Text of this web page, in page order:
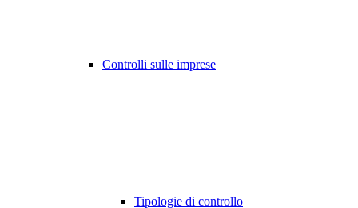
Controlli sulle imprese
Tipologie di controllo